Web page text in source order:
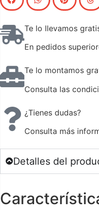
Te lo llevamos
En pedidos
Te lo montamos
Consulta las
¿Tienes dudas?
Consulta más
Detalles del